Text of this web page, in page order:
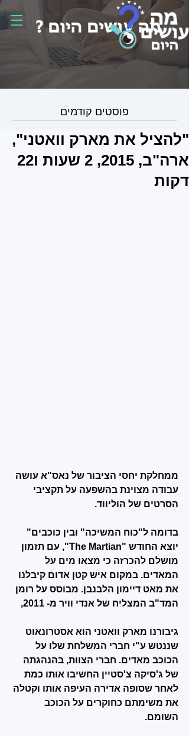
פוסטים קודמים
"להציל את מארק וואטני",
ארה"ב, 2015, 2 שעות ו22
דקות
ממחלקת יחסי הציבור של נאס"א עושה
עבודה מצוינת בהשפעה על תקציבי
הסרטים של הוליווד.
בדומה ל"כוח המשיכה" ובין כוכבים"
יוצא החודש "The Martian", עם תזמון
מושלם להכרזה כי מצאו מים על
המאדים. במקום איש קטן אדום קיבלנו
את מאט דיימון הלבנבן. מבוסס על רומן
המד"ב המצליח של אנדי וויר מ- 2011,
גיבורנו מארק וואטני הוא אסטרונאוט
שננטש ע"י חברי המשלחת שלו על
הכוכב מאדים. חברי הצוות, בהנהגתה
של ג'סיקה צ'סטיין החשיבו אותו כמת
לאחר שסופה אדירה העיפה אותו וקטלה
את משימתם כחוקרים על הכוכב
השומם.